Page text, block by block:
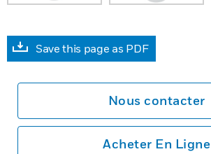
Save this page as PDF
Nous contacter
Acheter En Ligne